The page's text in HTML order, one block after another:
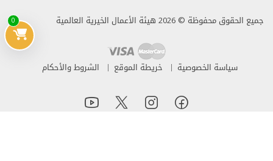
0 جميع الحقوق محفوظة © 2026 هيئة الأعمال الخيرية العالمية
سياسة الخصوصية خريطة الموقع الشروط والأحكام